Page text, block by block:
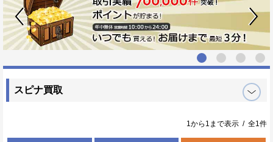
スピナ買取
1から1まで表示 / 全1件